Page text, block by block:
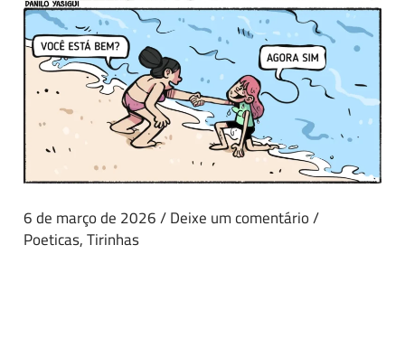
6 de março de 2026/Deixe um comentário/
Poeticas,Tirinhas